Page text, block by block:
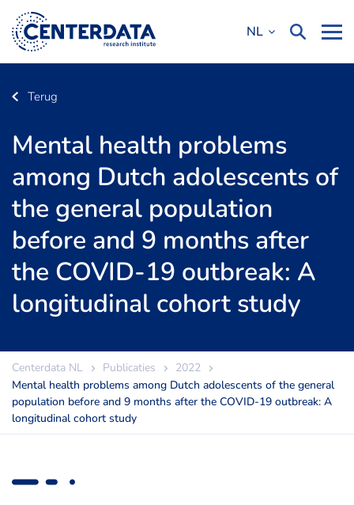
NL
Terug
Mental health problems
among Dutch adolescents of
the general population
before and 9 months after
the COVID-19 outbreak: A
longitudinal cohort study
Centerdata NL Publicaties
2022
Mental health problems among Dutch adolescents of the general
population before and 9 months after the COVID-19 outbreak: A
longitudinal cohort study